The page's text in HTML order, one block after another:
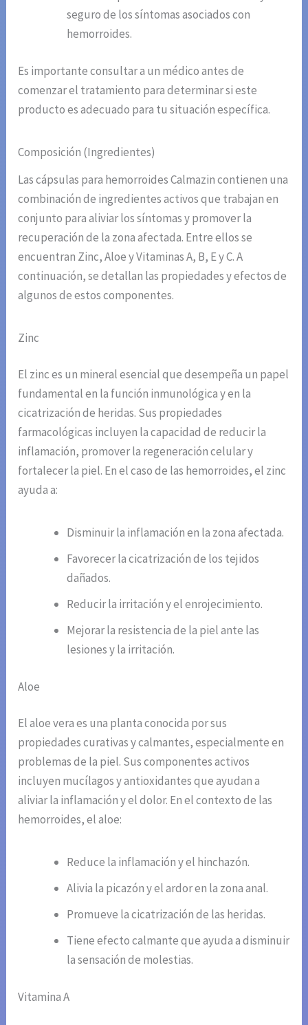
seguro de los síntomas asociados con
hemorroides.
Es importante consultar a un médico antes de
comenzar el tratamiento para determinar si este
producto es adecuado para tu situación específica.
Composición (Ingredientes)
Las cápsulas para hemorroides Calmazin contienen una
combinación de ingredientes activos que trabajan en
conjunto para aliviar los síntomas y promover la
recuperación de la zona afectada. Entre ellos se
encuentran Zinc, Aloe y Vitaminas A, B, E y C. A
continuación, se detallan las propiedades y efectos de
algunos de estos componentes.
Zinc
El zinc es un mineral esencial que desempeña un papel
fundamental en la función inmunológica y en la
cicatrización de heridas. Sus propiedades
farmacológicas incluyen la capacidad de reducir la
inflamación, promover la regeneración celular y
fortalecer la piel. En el caso de las hemorroides, el zinc
ayuda a:
Disminuir la inflamación en la zona afectada.
Favorecer la cicatrización de los tejidos
dañados.
Reducir la irritación y el enrojecimiento.
Mejorar la resistencia de la piel ante las
lesiones y la irritación.
Aloe
El aloe vera es una planta conocida por sus
propiedades curativas y calmantes, especialmente en
problemas de la piel. Sus componentes activos
incluyen mucílagos y antioxidantes que ayudan a
aliviar la inflamación y el dolor. En el contexto de las
hemorroides, el aloe:
Reduce la inflamación y el hinchazón.
Alivia la picazón y el ardor en la zona anal.
Promueve la cicatrización de las heridas.
Tiene efecto calmante que ayuda a disminuir
la sensación de molestias.
Vitamina A